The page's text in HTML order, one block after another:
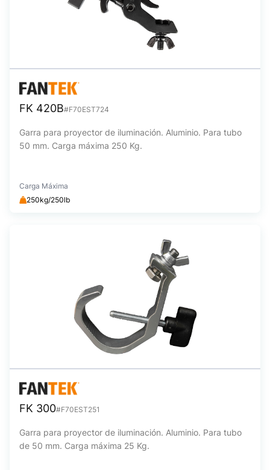
FK 420B#F70EST724
Garra para proyector de iluminación. Aluminio. Para tubo
50 mm. Carga máxima 250 Kg.
Carga Máxima
250kg/250lb
FK 300#F70EST251
Garra para proyector de iluminación. Aluminio. Para tubo
de 50 mm. Carga máxima 25 Kg.